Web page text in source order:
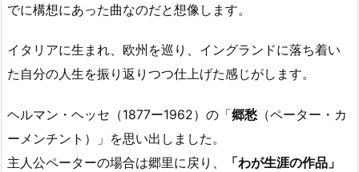
でに構想にあった曲なのだと想像します。
イタリアに生まれ、欧州を巡り、イングランドに落ち着い
た自分の人生を振り返りつつ仕上げた感じがします。
ヘルマン・ヘッセ（1877ー1962）の「郷愁 （ペーター・カ
ーメンチント）」を思い出しました。
主人公ペーターの場合は郷里に戻り、
「わが生涯の作品」